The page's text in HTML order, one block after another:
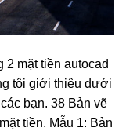
2 mặt tiền autocad
tôi giới thiệu dưới
bạn. 38 Bản vẽ
tiền. Mẫu 1: Bản